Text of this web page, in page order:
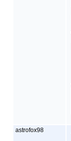
astrofox98